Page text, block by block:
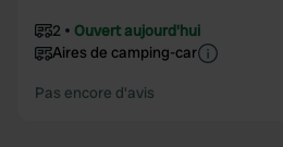
2
Ouvert aujourd'hui
Aires de camping-car
Pas encore d'avis